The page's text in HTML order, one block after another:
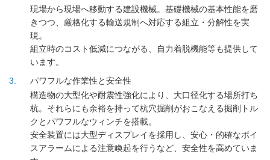
現場から現場へ移動する建設機械。基礎機械の基本性能を磨
きつつ、厳格化する輸送規制へ対応する組立・分解性を実
現。
組立時のコスト低減につながる、自力着脱機能等も提供して
います。
3
パワフルな作業性と安全性
構造物の大型化や耐震性強化により、大口径化する場所打ち
杭。それらにも余裕を持って杭穴掘削がおこなえる掘削トル
クとパワフルなウィンチを搭載。
安全装置には大型ディスプレイを採用し、安心・的確なボイ
スアラームによる注意喚起を行うなど、安全性を高めていま